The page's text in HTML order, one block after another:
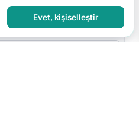
Evet, kişiselleştir